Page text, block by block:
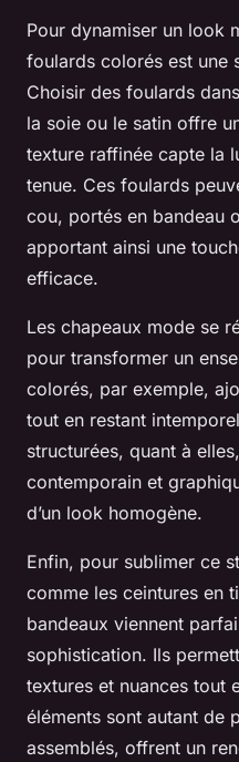
Pour dynamiser un look
foulards colorés est une
Choisir des foulards
la soie ou le satin offre
texture raffinée capte la
tenue. Ces foulards
cou, portés en bandeau
apportant ainsi une
efficace.
Les chapeaux mode se
pour transformer un
colorés, par exemple,
tout en restant
structurées, quant à
contemporain et
d’un look homogène.
Enfin, pour sublimer ce
comme les ceintures en
bandeaux viennent
sophistication. Ils
textures et nuances tout
éléments sont autant de
assemblés, offrent un